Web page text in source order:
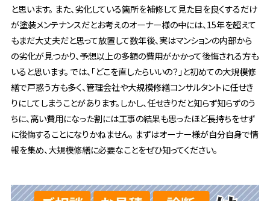
と思います。 また、劣化している箇所を補修して見た目を良くするだけ
が塗装メンテナンスだとお考えのオーナー様の中には、15年を超えて
もまだ大丈夫だと思って放置して数年後、実はマンションの内部から
の劣化が見つかり、予想以上の多額の費用がかかって後悔される方も
いると思います。 では、「どこを直したらいいの？」と初めての大規模修
繕で戸惑う方も多く、管理会社や大規模修繕コンサルタントに任せき
りにしてしまうことがあります。しかし、任せきりだと知らず知らずのう
ちに、高い費用になった割には工事の結果も思ったほど長持ちをせず
に後悔することになりかねません。 まずはオーナー様が自分自身で情
報を集め、大規模修繕に必要なことをぜひ知ってください。